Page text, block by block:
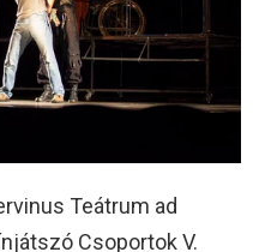
Teátrum ad
Csoportok V.